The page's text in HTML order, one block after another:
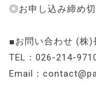
◎お申し込み締め
■お問い合わせ (株)
TEL：026-214-
Email：